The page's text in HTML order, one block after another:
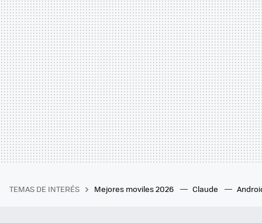
TEMAS DE INTERÉS Mejores moviles 2026 Claude